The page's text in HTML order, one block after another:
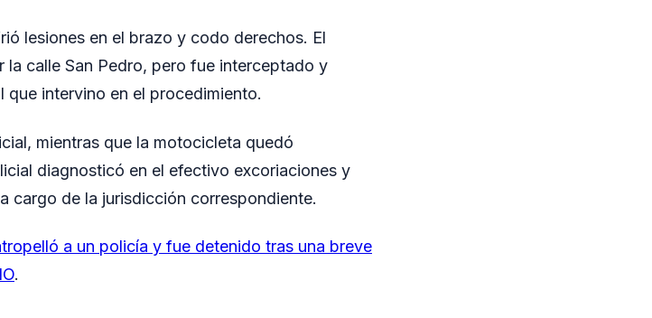
lesiones en el brazo y codo derechos. El
calle San Pedro, pero fue interceptado y
intervino en el procedimiento.
mientras que la motocicleta quedó
diagnosticó en el efectivo excoriaciones y
cargo de la jurisdicción correspondiente.
a un policía y fue detenido tras una breve
.